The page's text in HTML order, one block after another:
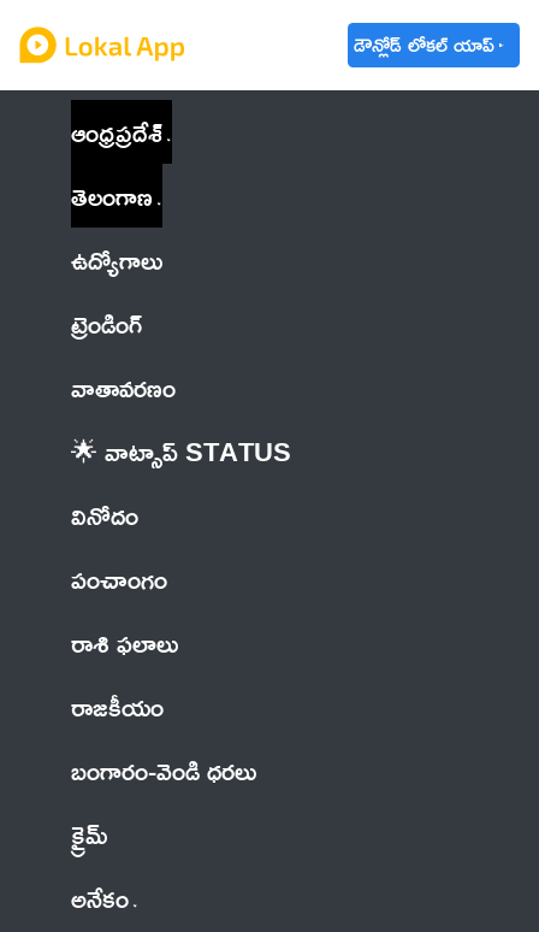
డౌన్లోడ్ లోకల్ యాప్
ఆంధ్రప్రదేశ్
తెలంగాణ
ఉద్యోగాలు
ట్రెండింగ్
వాతావరణం
🌟 వాట్సాప్ STATUS
వినోదం
పంచాంగం
రాశి ఫలాలు
రాజకీయం
బంగారం-వెండి ధరలు
క్రైమ్
అనేకం